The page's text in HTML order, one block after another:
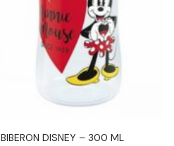
DISNEY – 300 ML